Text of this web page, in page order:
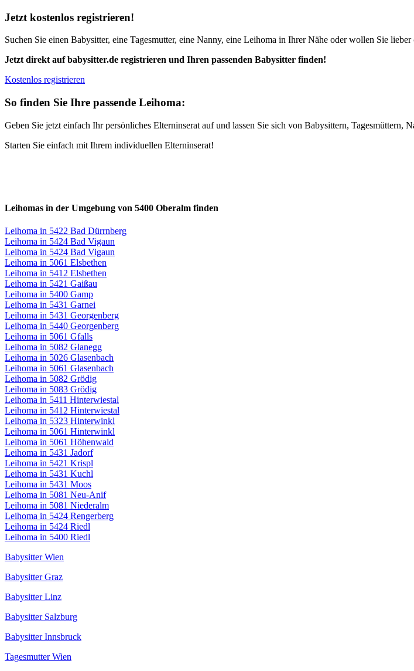
Jetzt kostenlos registrieren!
Suchen Sie einen Babysitter, eine Tagesmutter, eine Nanny, eine Leihoma in Ihrer Nähe oder wollen Sie
Jetzt direkt auf babysitter.de registrieren und Ihren passenden Babysitter finden!
Kostenlos registrieren
So finden Sie Ihre passende Leihoma:
Geben Sie jetzt einfach Ihr persönliches Elterninserat auf und lassen Sie sich von Babysittern, Tagesmüttern,
Starten Sie einfach mit Ihrem individuellen Elterninserat!
Leihomas in der Umgebung von 5400 Oberalm finden
Leihoma in 5422 Bad Dürrnberg
Leihoma in 5424 Bad Vigaun
Leihoma in 5424 Bad Vigaun
Leihoma in 5061 Elsbethen
Leihoma in 5412 Elsbethen
Leihoma in 5421 Gaißau
Leihoma in 5400 Gamp
Leihoma in 5431 Garnei
Leihoma in 5431 Georgenberg
Leihoma in 5440 Georgenberg
Leihoma in 5061 Gfalls
Leihoma in 5082 Glanegg
Leihoma in 5026 Glasenbach
Leihoma in 5061 Glasenbach
Leihoma in 5082 Grödig
Leihoma in 5083 Grödig
Leihoma in 5411 Hinterwiestal
Leihoma in 5412 Hinterwiestal
Leihoma in 5323 Hinterwinkl
Leihoma in 5061 Hinterwinkl
Leihoma in 5061 Höhenwald
Leihoma in 5431 Jadorf
Leihoma in 5421 Krispl
Leihoma in 5431 Kuchl
Leihoma in 5431 Moos
Leihoma in 5081 Neu-Anif
Leihoma in 5081 Niederalm
Leihoma in 5424 Rengerberg
Leihoma in 5424 Riedl
Leihoma in 5400 Riedl
Babysitter Wien
Babysitter Graz
Babysitter Linz
Babysitter Salzburg
Babysitter Innsbruck
Tagesmutter Wien